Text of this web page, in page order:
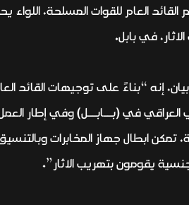
في بابل.
إنه “بناءً على توجيهات القائد
العراقي في (بــابــل) وفي إطار
يقومون بتهريب الاثار”.